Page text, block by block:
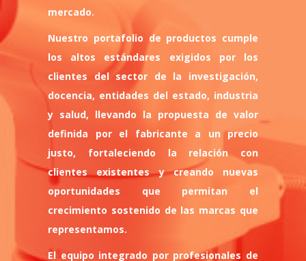
mercado.
Nuestro portafolio de productos cumple
los altos estándares exigidos por los
clientes del sector de la investigación,
docencia, entidades del estado, industria
y salud, llevando la propuesta de valor
definida por el fabricante a un precio
justo, fortaleciendo la relación con
clientes existentes y creando nuevas
oportunidades que permitan el
crecimiento sostenido de las marcas que
representamos.
El equipo integrado por profesionales de